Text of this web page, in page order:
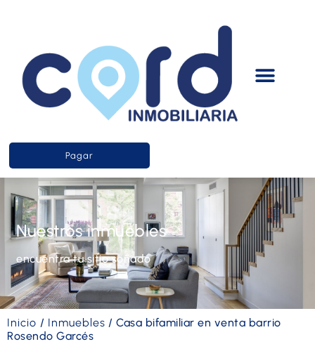
Pagar
Nuestros inmuebles
encuentra tu sitio soñado
Inicio / Inmuebles / Casa bifamiliar en venta barrio
Rosendo Garcés